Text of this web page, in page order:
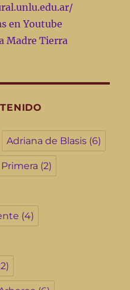
en Youtube
Madre Tierra
Adriana de Blasis (6)
(2)
(4)